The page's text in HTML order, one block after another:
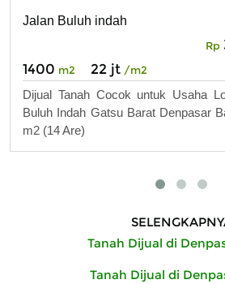
Jalan Buluh indah
Rp
1400 m2 22 jt /m2
Dijual Tanah Cocok untuk Usaha
Buluh Indah Gatsu Barat Denpasar
m2 (14 Are)
Tanah Dijual di
Tanah Dijual di